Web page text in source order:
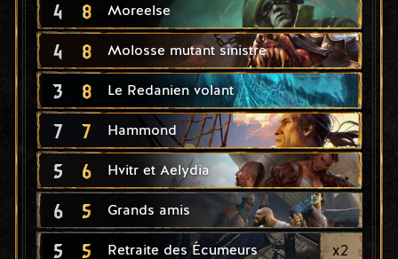
4 8 Moreelse
4 8 Molosse mutant sinistre
3 8 Le Redanien volant
7 7 Hammond
5 6 Hvitr et Aelydia
6 5 Grands amis
5 5 Retraite des Écumeurs x2